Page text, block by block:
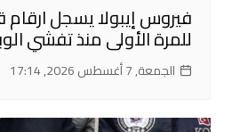
فيروس إيبولا يسجل ارقام
للمرة الأولى منذ تفشي
الجمعة, 7 أغسطس 2026, 17:14